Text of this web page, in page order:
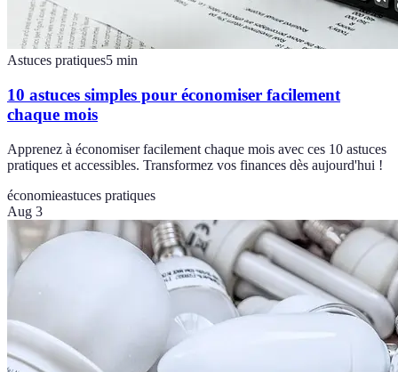
Astuces pratiques5 min
10 astuces simples pour économiser facilement
chaque mois
Apprenez à économiser facilement chaque mois avec ces 10 astuces
pratiques et accessibles. Transformez vos finances dès aujourd'hui !
économieastuces pratiques
Aug 3